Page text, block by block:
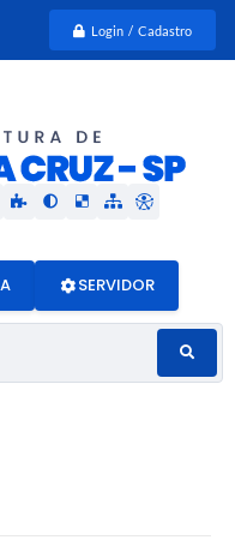
Login / Cadastro
SERVIDOR